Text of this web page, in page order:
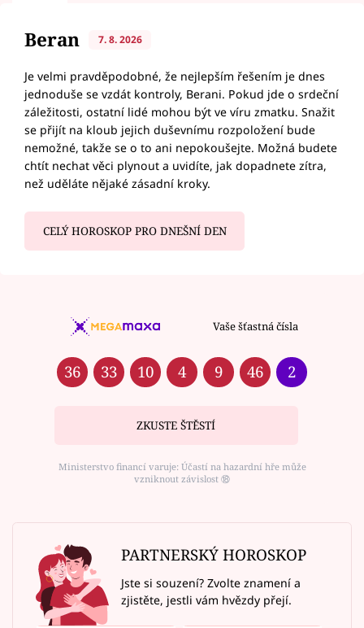
Beran 7. 8. 2026
Je velmi pravděpodobné, že nejlepším řešením je dnes
jednoduše se vzdát kontroly, Berani. Pokud jde o srdeční
záležitosti, ostatní lidé mohou být ve víru zmatku. Snažit
se přijít na kloub jejich duševnímu rozpoložení bude
nemožné, takže se o to ani nepokoušejte. Možná budete
chtít nechat věci plynout a uvidíte, jak dopadnete zítra,
než uděláte nějaké zásadní kroky.
CELÝ HOROSKOP PRO DNEŠNÍ DEN
Vaše šťastná čísla
36 33 10 4 9 46 2
ZKUSTE ŠTĚSTÍ
Ministerstvo financí varuje: Účastí na hazardní hře může
vzniknout závislost ⑱
PARTNERSKÝ HOROSKOP
Jste si souzení? Zvolte znamení a
zjistěte, jestli vám hvězdy přejí.